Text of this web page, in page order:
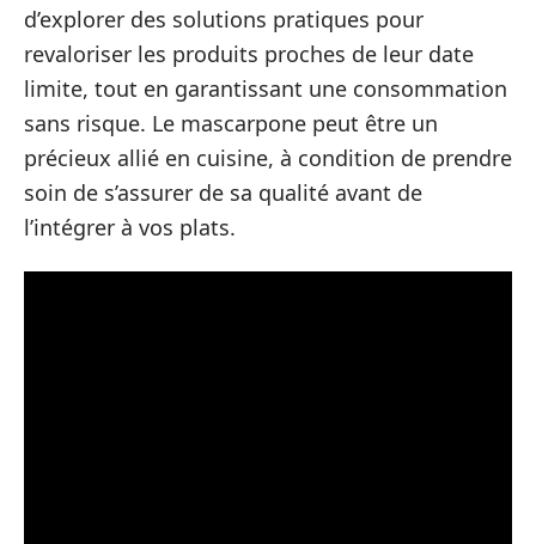
d’explorer des solutions pratiques pour
revaloriser les produits proches de leur date
limite, tout en garantissant une consommation
sans risque. Le mascarpone peut être un
précieux allié en cuisine, à condition de prendre
soin de s’assurer de sa qualité avant de
l’intégrer à vos plats.